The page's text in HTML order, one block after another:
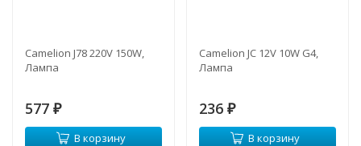
Camelion J78 220V 150W,
Лампа
577 ₽
В корзину
Camelion JC 12V 10W G4,
Лампа
236 ₽
В корзину